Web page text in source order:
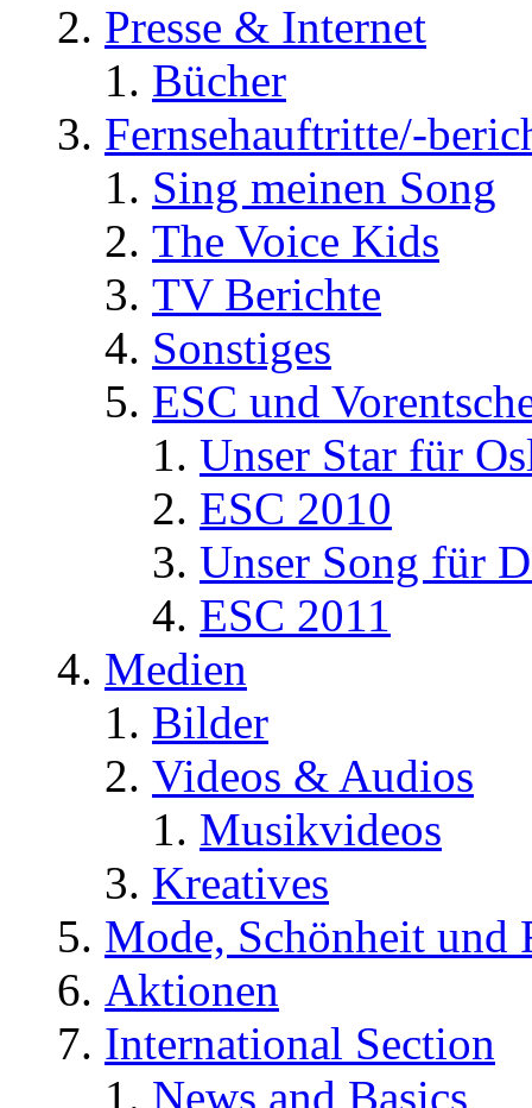
Presse & Internet
Bücher
Fernsehauftritte/-
Sing meinen Song
The Voice Kids
TV Berichte
Sonstiges
ESC und
Unser Star für
ESC 2010
Unser Song für
ESC 2011
Medien
Bilder
Videos & Audios
Musikvideos
Kreatives
Mode, Schönheit und
Aktionen
International Section
News and Basics